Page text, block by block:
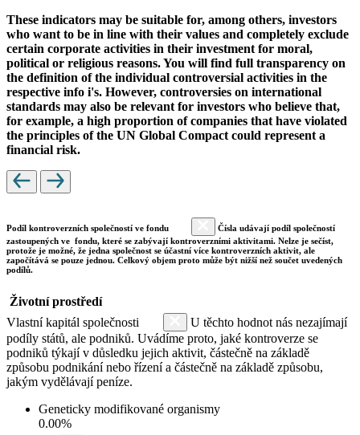
These indicators may be suitable for, among others, investors
who want to be in line with their values and completely exclude
certain corporate activities in their investment for moral,
political or religious reasons. You will find full transparency on
the definition of the individual controversial activities in the
respective info i's. However, controversies on international
standards may also be relevant for investors who believe that,
for example, a high proportion of companies that have violated
the principles of the UN Global Compact could represent a
financial risk.
Podíl kontroverzních společností ve fondu
Čísla udávají podíl společností
zastoupených ve fondu, které se zabývají kontroverzními aktivitami. Nelze je sečíst,
protože je možné, že jedna společnost se účastní více kontroverzních aktivit, ale
započítává se pouze jednou. Celkový objem proto může být nižší než součet uvedených
podílů.
Životní prostředí
Vlastní kapitál společnosti
U těchto hodnot nás nezajímají
podíly států, ale podniků. Uvádíme proto, jaké kontroverze se
podniků týkají v důsledku jejich aktivit, částečně na základě
způsobu podnikání nebo řízení a částečně na základě způsobu,
jakým vydělávají peníze.
Geneticky modifikované organismy
0.00%